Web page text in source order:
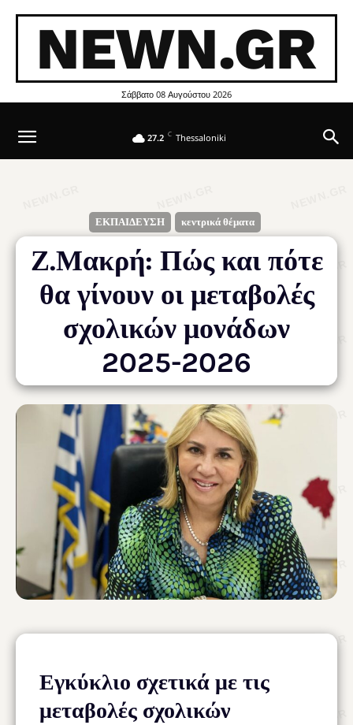
NEWN.GR
Σάββατο 08 Αυγούστου 2026
27.2 C Thessaloniki
ΕΚΠΑΙΔΕΥΣΗ κεντρικά θέματα
Ζ.Μακρή: Πώς και πότε
θα γίνουν οι μεταβολές
σχολικών μονάδων
2025-2026
Εγκύκλιο σχετικά με τις
μεταβολές σχολικών